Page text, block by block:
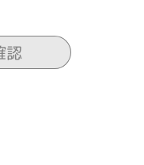
な不正対策
認